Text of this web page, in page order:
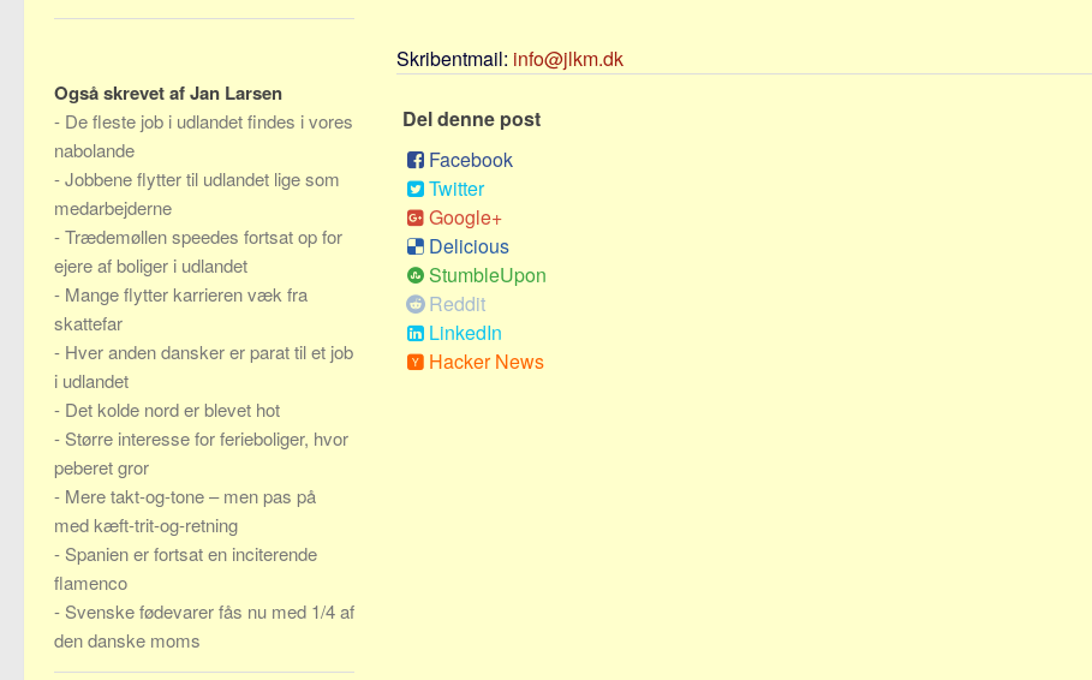
Skribentmail: info@jlkm.dk
Del denne post
Facebook
Twitter
Google+
Delicious
StumbleUpon
Reddit
LinkedIn
Hacker News
Også skrevet af Jan Larsen
- De fleste job i udlandet findes i vores
nabolande
-Jobbene flytter til udlandet lige som
medarbejderne
-Trædemøllen speedes fortsat op for
ejere af boliger i udlandet
- Mange flytter karrieren væk fra
skattefar
- Hver anden dansker er parat til et job
i udlandet
- Det kolde nord er blevet hot
- Større interesse for ferieboliger, hvor
peberet gror
- Mere takt-og-tone – men pas på
med kæft-trit-og-retning
- Spanien er fortsat en inciterende
flamenco
- Svenske fødevarer fås nu med 1/4 af
den danske moms